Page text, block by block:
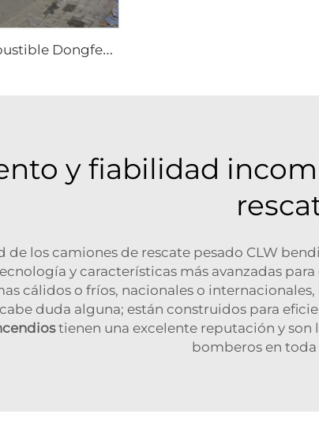
C
amión cisterna de combustible Dongfeng 8x4 340hp de 12 ruedas, capacidad de 25000 litros, vehículo nuevo de repostaje manual para aviación, avión 4x2 4x4 6x6
y fiabilidad
los camiones de rescate pesado CLW
y características más avanzadas
cálidos o fríos, nacionales o
duda alguna; están construidos para
tienen una excelente reputación y
bomberos en toda